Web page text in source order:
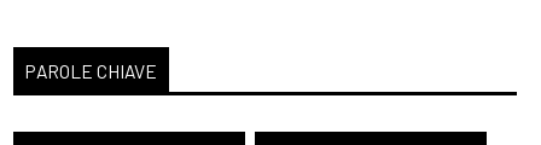
PAROLE CHIAVE